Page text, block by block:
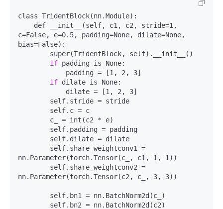
class TridentBlock(nn.Module):
c=False, e=0.5, padding=None, dilate=None,
bias=False):
if padding is None:
if dilate is None:
nn.Parameter(torch.Tensor(c_, c1, 1, 1))
nn.Parameter(torch.Tensor(c2, c_, 3, 3))